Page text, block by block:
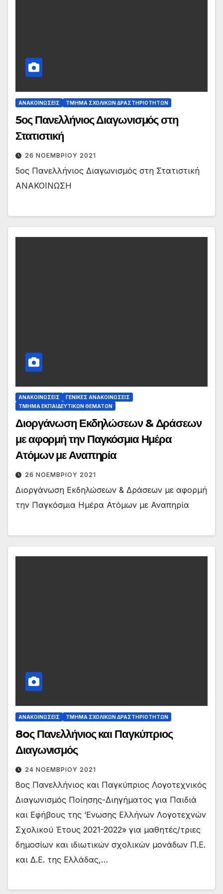
ΑΝΑΚΟΙΝΏΣΕΙΣ ΤΜΉΜΑ ΣΧΟΛΙΚΏΝ ΔΡΑΣΤΗΡΙΟΤΉΤΩΝ
5ος Πανελλήνιος Διαγωνισμός στη
Στατιστική
26 ΝΟΕΜΒΡΊΟΥ 2021
5ος Πανελλήνιος Διαγωνισμός στη Στατιστική
ΑΝΑΚΟΙΝΩΣΗ
ΑΝΑΚΟΙΝΏΣΕΙΣ
ΓΕΝΙΚΈΣ ΑΝΑΚΟΙΝΏΣΕΙΣ
ΤΜΉΜΑ ΕΚΠΑΙΔΕΥΤΙΚΏΝ ΘΕΜΆΤΩΝ
Διοργάνωση Εκδηλώσεων & Δράσεων
με αφορμή την Παγκόσμια Ημέρα
Ατόμων με Αναπηρία
26 ΝΟΕΜΒΡΊΟΥ 2021
Διοργάνωση Εκδηλώσεων & Δράσεων με αφορμή
την Παγκόσμια Ημέρα Ατόμων με Αναπηρία
ΑΝΑΚΟΙΝΏΣΕΙΣ ΤΜΉΜΑ ΣΧΟΛΙΚΏΝ ΔΡΑΣΤΗΡΙΟΤΉΤΩΝ
8oς Πανελλήνιος και Παγκύπριος
Διαγωνισμός
24 ΝΟΕΜΒΡΊΟΥ 2021
8ος Πανελλήνιος και Παγκύπριος Λογοτεχνικός
Διαγωνισμός Ποίησης-Διηγήματος για Παιδιά
και Εφήβους της ‘Ενωσης Ελλήνων Λογοτεχνών
Σχολικού Έτους 2021-2022» για μαθητές/τριες
δημοσίων και ιδιωτικών σχολικών μονάδων Π.Ε.
και Δ.Ε. της Ελλάδας,…